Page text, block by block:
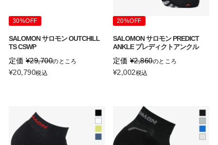
30%OFF
SALOMON サロモン OUTCHILL
TS CSWP
定価 ¥29,700のところ
¥20,790税込
20%OFF
SALOMON サロモン PREDICT
ANKLE プレディクトアンクル
定価 ¥2,860のところ
¥2,002税込